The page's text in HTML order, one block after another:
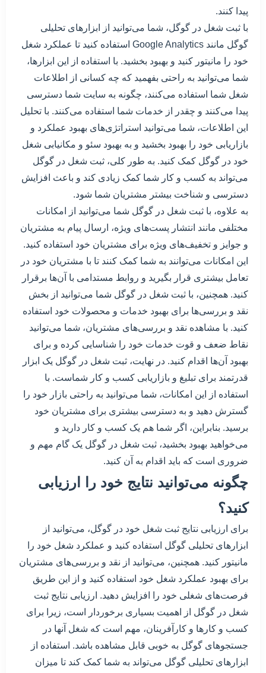
پیدا کنند.
با ثبت شغل در گوگل، شما می‌توانید از ابزارهای تحلیلی
گوگل مانند Google Analytics استفاده کنید تا عملکرد شغل
خود را مانیتور کنید و بهبود بخشید. با استفاده از این ابزارها،
شما می‌توانید به راحتی بفهمید که چه کسانی از اطلاعات
شغل شما استفاده می‌کنند، چگونه به سایت شما دسترسی
پیدا می‌کنند و چقدر از خدمات شما استفاده می‌کنند. با تحلیل
این اطلاعات، شما می‌توانید استراتژی‌های بهبود عملکرد و
بازاریابی خود را بهبود بخشید و به بهبود سئو و مکانیابی شغل
خود در گوگل کمک کنید. به طور کلی، ثبت شغل در گوگل
می‌تواند به کسب و کار شما کمک زیادی کند و باعث افزایش
دسترسی و شناخت بیشتر مشتریان شما شود.
به علاوه، با ثبت شغل در گوگل شما می‌توانید از امکانات
مختلفی مانند انتشار پست‌های ویژه، ارسال پیام به مشتریان
و جوایز و تخفیف‌های ویژه برای مشتریان خود استفاده کنید.
این امکانات می‌توانند به شما کمک کنند تا با مشتریان خود در
تعامل بیشتری قرار بگیرید و روابط مستدامی با آن‌ها برقرار
کنید. همچنین، با ثبت شغل در گوگل شما می‌توانید از بخش
نقد و بررسی‌ها برای بهبود خدمات و محصولات خود استفاده
کنید. با مشاهده نقد و بررسی‌های مشتریان، شما می‌توانید
نقاط ضعف و قوت خدمات خود را شناسایی کرده و برای
بهبود آن‌ها اقدام کنید. در نهایت، ثبت شغل در گوگل یک ابزار
قدرتمند برای تبلیغ و بازاریابی کسب و کار شماست. با
استفاده از این امکانات، شما می‌توانید به راحتی بازار خود را
گسترش دهید و به دسترسی بیشتری برای مشتریان خود
برسید. بنابراین، اگر شما هم یک کسب و کار دارید و
می‌خواهید بهبود بخشید، ثبت شغل در گوگل یک گام مهم و
ضروری است که باید اقدام به آن کنید.
چگونه می‌توانید نتایج خود را ارزیابی
کنید؟
برای ارزیابی نتایج ثبت شغل خود در گوگل، می‌توانید از
ابزارهای تحلیلی گوگل استفاده کنید و عملکرد شغل خود را
مانیتور کنید. همچنین، می‌توانید از نقد و بررسی‌های مشتریان
برای بهبود عملکرد شغل خود استفاده کنید و از این طریق
فرصت‌های شغلی خود را افزایش دهید. ارزیابی نتایج ثبت
شغل در گوگل از اهمیت بسیاری برخوردار است، زیرا برای
کسب و کارها و کارآفرینان، مهم است که شغل آنها در
جستجوهای گوگل به خوبی قابل مشاهده باشد. استفاده از
ابزارهای تحلیلی گوگل می‌تواند به شما کمک کند تا میزان